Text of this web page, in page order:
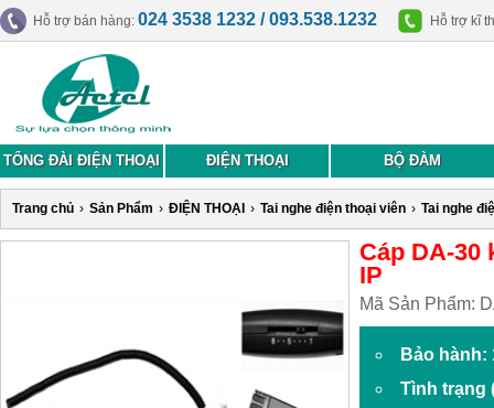
Hỗ trợ bán hàng: 024 3538 1232 / 093.538.1232 Hỗ trợ kĩ
TỔNG ĐÀI ĐIỆN THOẠI ĐIỆN THOẠI BỘ ĐÀM
Trang chủ › Sản Phẩm › ĐIỆN THOẠI › Tai nghe điện thoại viên › Tai nghe
Cáp DA-30
IP
Mã Sản Phẩm:
Bảo hành:
Tình trạng